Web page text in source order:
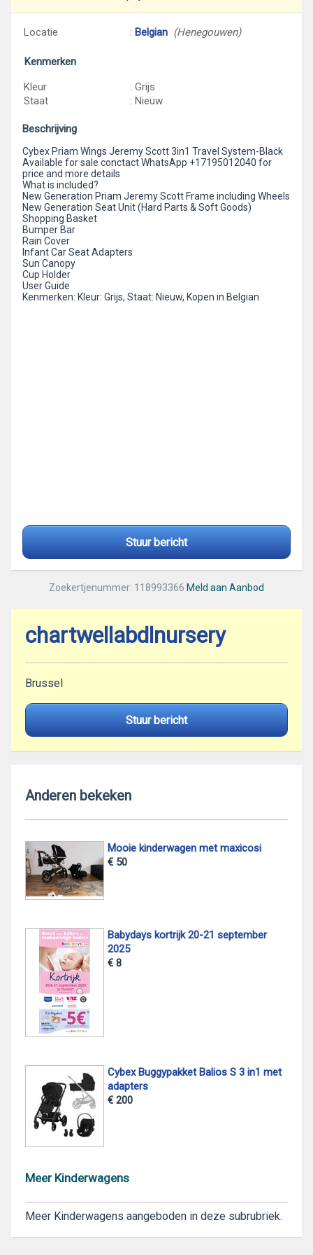
Locatie : Belgian (Henegouwen)
Kenmerken
Kleur
: Grijs
Staat
: Nieuw
Beschrijving
Cybex Priam Wings Jeremy Scott 3in1 Travel System-Black
Available for sale conctact WhatsApp +17195012040 for
price and more details
What is included?
New Generation Priam Jeremy Scott Frame including Wheels
New Generation Seat Unit (Hard Parts & Soft Goods)
Shopping Basket
Bumper Bar
Rain Cover
Infant Car Seat Adapters
Sun Canopy
Cup Holder
User Guide
Kenmerken: Kleur: Grijs, Staat: Nieuw, Kopen in Belgian
Stuur bericht
Zoekertjenummer: 118993366 Meld aan Aanbod
chartwellabdlnursery
Brussel
Stuur bericht
Anderen bekeken
Mooie kinderwagen met maxicosi
€ 50
Babydays kortrijk 20-21 september
2025
€ 8
Cybex Buggypakket Balios S 3 in1 met
adapters
€ 200
Meer Kinderwagens
Meer Kinderwagens aangeboden in deze subrubriek.